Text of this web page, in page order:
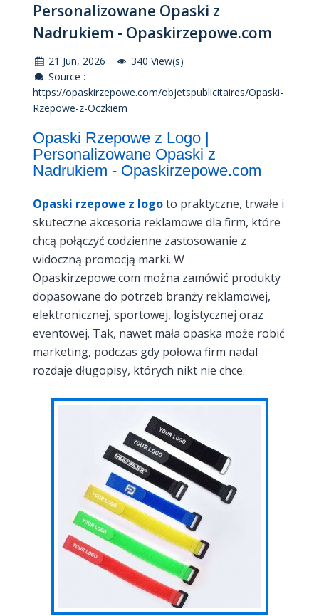
Personalizowane Opaski z
Nadrukiem - Opaskirzepowe.com
21 Jun, 2026
340 View(s)
Source :
https://opaskirzepowe.com/objetspublicitaires/Opaski-
Rzepowe-z-Oczkiem
Opaski Rzepowe z Logo |
Personalizowane Opaski z
Nadrukiem - Opaskirzepowe.com
Opaski rzepowe z logoto praktyczne, trwałe i
skuteczne akcesoria reklamowe dla firm, które
chcą połączyć codzienne zastosowanie z
widoczną promocją marki. W
Opaskirzepowe.com można zamówić produkty
dopasowane do potrzeb branży reklamowej,
elektronicznej, sportowej, logistycznej oraz
eventowej. Tak, nawet mała opaska może robić
marketing, podczas gdy połowa firm nadal
rozdaje długopisy, których nikt nie chce.